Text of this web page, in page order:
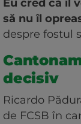
Eu cred că îl
să nu îl
despre fostul
decisiv
Ricardo
de FCSB în